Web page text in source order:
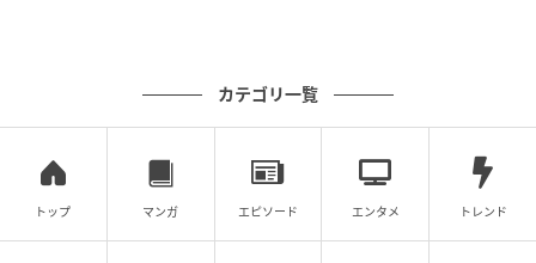
カテゴリ一覧
トップ マンガ エピソード エンタメ トレンド